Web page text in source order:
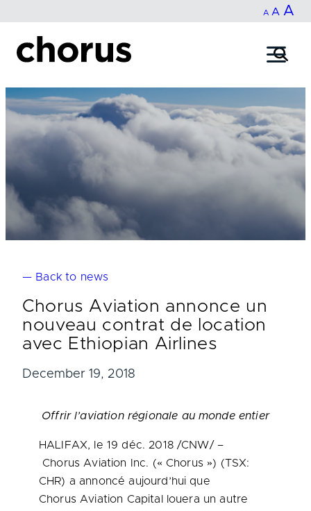
content
A Decrease
size.
A Reset
size.
A
— Back to news
Chorus Aviation annonce un
nouveau contrat de location
avec Ethiopian Airlines
December 19, 2018
Offrir l’aviation régionale au monde entier
HALIFAX, le 19 déc. 2018 /CNW/ –
Chorus Aviation Inc. (« Chorus ») (TSX:
CHR) a annoncé aujourd’hui que
Chorus Aviation Capital louera un autre